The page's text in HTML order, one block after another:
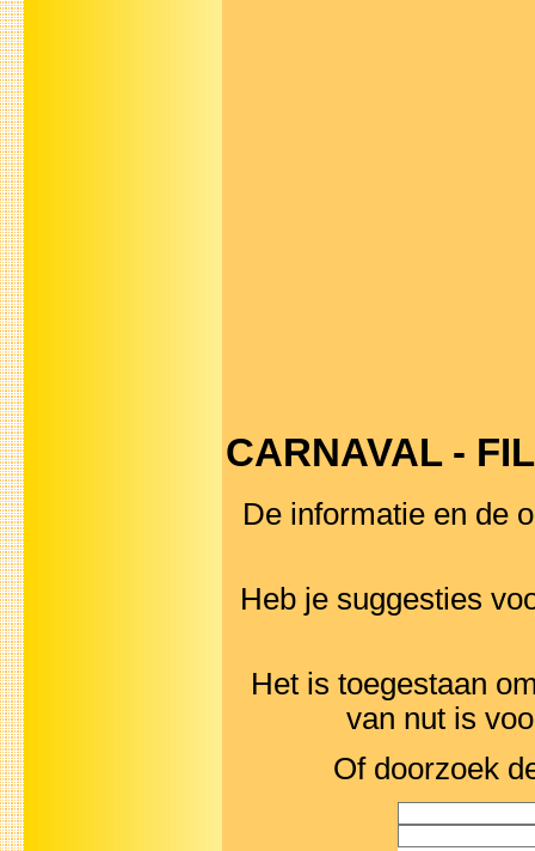
CARNAVAL -
De informatie en de
Heb je suggesties
Het is toegestaan
van nut is
Of doorzoek